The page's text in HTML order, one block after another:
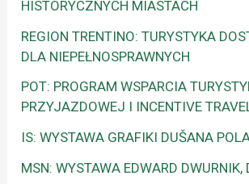
HISTORYCZNYCH MIASTACH
REGION TRENTINO: TURYSTYKA
DLA NIEPEŁNOSPRAWNYCH
POT: PROGRAM WSPARCIA
PRZYJAZDOWEJ I INCENTIVE
IS: WYSTAWA GRAFIKI DUŠANA
MSN: WYSTAWA EDWARD DWURNIK,